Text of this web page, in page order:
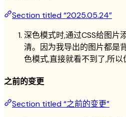
Section titled “2025.05.24”
深色模式时,通过CSS给图片
清。因为我导出的图片都是
色模式,直接就看不到了,所
之前的变更
Section titled “之前的变更”